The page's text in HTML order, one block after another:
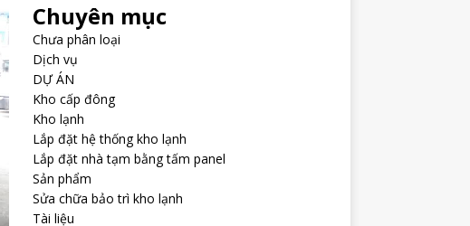
Chuyên mục
Chưa phân loại
Dịch vụ
DỰ ÁN
Kho cấp đông
Kho lạnh
Lắp đặt hệ thống kho lạnh
Lắp đặt nhà tạm bằng tấm panel
Sản phẩm
Sửa chữa bảo trì kho lạnh
Tài liệu